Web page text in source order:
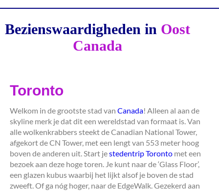
Bezienswaardigheden in Oost
Canada
Toronto
Welkom in de grootste stad van Canada! Alleen al aan de
skyline merk je dat dit een wereldstad van formaat is. Van
alle wolkenkrabbers steekt de Canadian National Tower,
afgekort de CN Tower, met een lengt van 553 meter hoog
boven de anderen uit. Start jestedentrip Toronto met een
bezoek aan deze hoge toren. Je kunt naar de ‘Glass Floor’,
een glazen kubus waarbij het lijkt alsof je boven de stad
zweeft. Of ga nóg hoger, naar de EdgeWalk. Gezekerd aan